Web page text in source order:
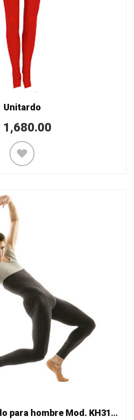
Unitardo
1,680.00
SANSHA - Unitardo para hombre Mod. KH3101C